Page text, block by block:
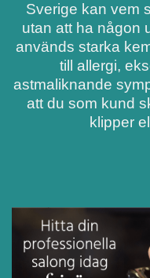
Sverige kan vem
utan att ha någon
används starka
till allergi,
astmaliknande
att du som kund
klipper